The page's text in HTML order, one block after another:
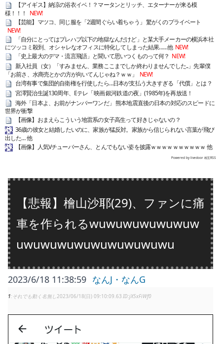
【アイギス】納涼の浴衣イベ！？マータンとリッチ、エターナーが来る模
様！！！
NEW!
【芸能】マツコ、同じ服を「2週間ぐらい着ちゃう」 驚がくのプライベート
NEW!
「自分にとってはプレハブ以下の地獄なんだけど」と某大手メーカーの横浜本社
にツッコミ殺到、オシャレなオフィスに特化してしまった結果……他 NEW!
「史上最大のデマ・流言飛語」と聞いて思いつくものって何？ NEW!
新入社員（女）「すみません、業務ここまでしか終わりませんでした..」先輩僕
「お前さ、水商売とかの方が向いてんじゃね？ｗｗ」
NEW!
台湾有事で集団的自衛権を行使したら…日本が支払う大きすぎる「代償」とは？
宮澤賢治生誕130周年、Eテレ「映画 銀河鉄道の夜」(1985年)を再放送！
海外「日本よ、お前がナンバーワンだ」 熊本地震直後の日本の対応のスピードに
世界が衝撃
【画像】おまえらこういう地雷系の女子高生って好きじゃないの？
36歳の彼女と結婚したいのに、家族が猛反対。家族から信じられない言葉が飛び
出した… 他
【画像】人気Vチューバーさん、とんでもない姿を披露ｗｗｗｗｗｗｗｗｗｗ 他
Powered by livedoor 相互RSS
【悲報】檜山沙耶(29)、ファンに痛
車を作られるwuwuwuwuwuwuw
uwuwuwuwuwuwuwuwuwu
2023/6/18 11:38:59 なんJ・なんG
1 それでも動く名無し 2023/06/18(日) 09:10:09.63 jX5xFiWf0